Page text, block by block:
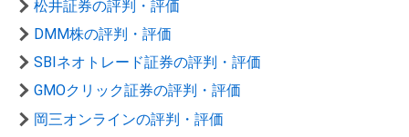
松井証券の評判・評価
DMM株の評判・評価
SBIネオトレード証券の評判・評価
GMOクリック証券の評判・評価
岡三オンラインの評判・評価